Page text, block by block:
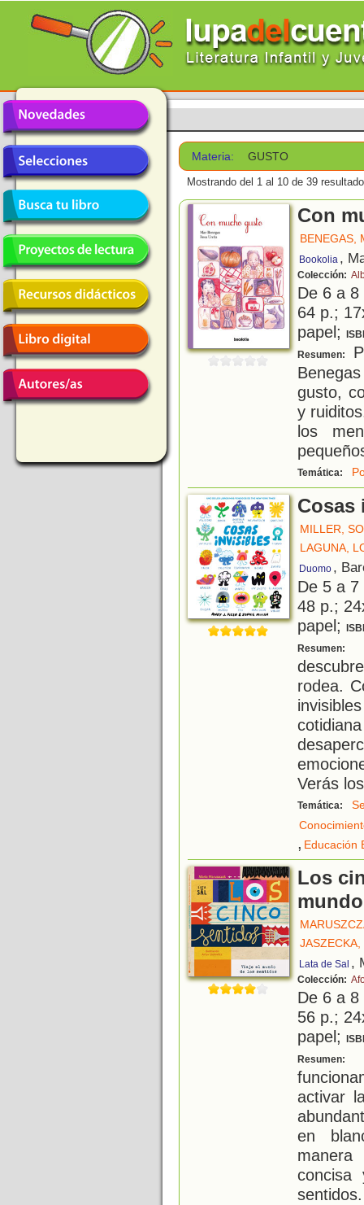
Materia: GUSTO
Mostrando del 1 al 10 de 39
Con
BENEGAS,
Bookolia ,
Colección:
De 6 a
64 p.;
papel;
Resumen:
gusto,
y
los
Temática:
Cosas
MILLER,
LAGUNA,
Duomo ,
De 5 a
48 p.;
papel;
Resumen:
rodea.
Verás
Temática:
, Educación
Los
Lata de Sal ,
Colección:
De 6 a
56 p.;
papel;
Resumen:
activar
en
manera
concisa